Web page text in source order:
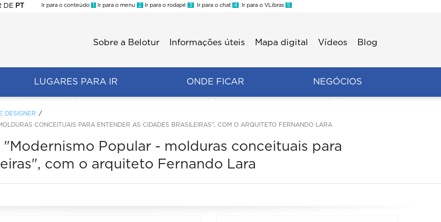
DE PT
Ir para o conteúdo 1 Ir para o menu 2 Ir para o rodapé 3 Ir para o chat 4 Ir para o VLibras 5
Sobre a Belotur Informações úteis Mapa digital Vídeos Blog
LUGARES PARA IR ONDE FICAR NEGÓCIOS
DESIGNER
CONCEITUAIS PARA ENTENDER AS CIDADES BRASILEIRAS", COM O ARQUITETO FERNANDO LARA
"Modernismo Popular - molduras conceituais para
com o arquiteto Fernando Lara